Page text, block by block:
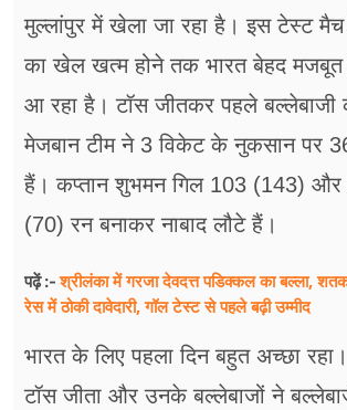
मुल्लांपुर में खेला जा रहा है। इस टेस्ट
का खेल खत्म होने तक भारत बेहद मजबूत
आ रहा है। टॉस जीतकर पहले बल्लेबाजी
मेजबान टीम ने 3 विकेट के नुकसान पर
हैं। कप्तान शुभमन गिल 103 (143)
(70) रन बनाकर नाबाद लौटे हैं।
पढ़ें :-श्रीलंका में गरजा देवदत्त पडिक्कल का बल्ला,
रेस में ठोकी दावेदारी, गॉल टेस्ट से पहले बढ़ी उम्मीद
भारत के लिए पहला दिन बहुत अच्छा
टॉस जीता और उनके बल्लेबाजों ने